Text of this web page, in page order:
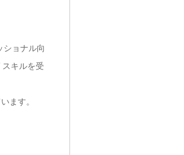
ョナル向
キルを受
ます。